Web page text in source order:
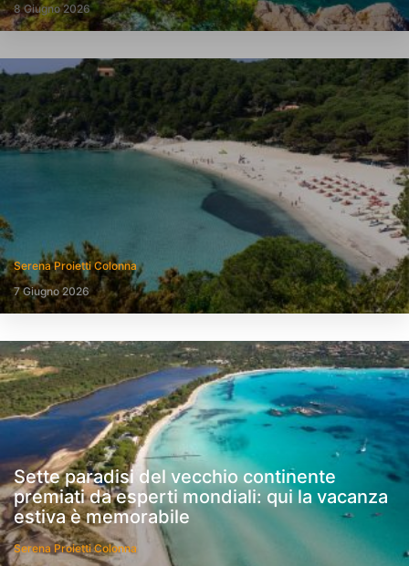
8 Giugno 2026
Serena Proietti Colonna
7 Giugno 2026
Sette paradisi del vecchio continente
premiati da esperti mondiali: qui la vacanza
estiva è memorabile
Serena Proietti Colonna